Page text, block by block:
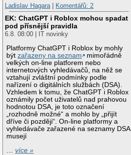
Ladislav Hagara
Komentářů: 2
EK: ChatGPT i Roblox mohou spadat
pod přísnější pravidla
6.8. 08:00 | IT novinky
Platformy ChatGPT i Roblox by mohly
býtzařazeny na seznam
mimořádně
velkých on-line platforem nebo
internetových vyhledávačů, na něž se
vztahují zvláštní podmínky podle
nařízení o digitálních službách (DSA).
Vzhledem k tomu, že ChatGPT i Roblox
oznámily počet uživatelů nad prahovou
hodnotou DSA, je toto označení
„rozhodně možné“ a mohlo by „přijít
dříve či později“. On-line platformy a
vyhledávače zařazené na seznamy DSA
musejí
…více »